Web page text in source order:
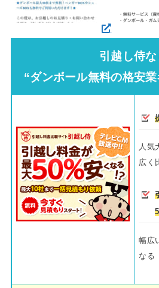
引越し侍な
“ダンボール無料の格安業
人気
広く
幅広
なる